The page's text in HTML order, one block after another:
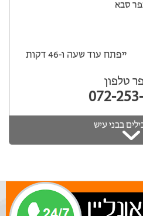
סבא
ייפתח עוד שעה ‫ו-46 דקות
טלפון
072-
בבני עיש